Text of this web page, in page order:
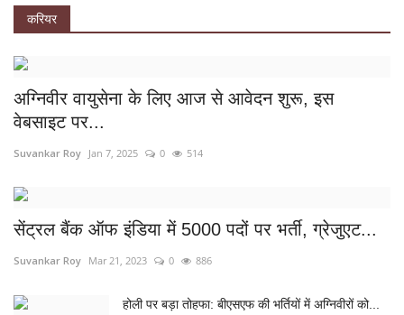
करियर
अग्निवीर वायुसेना के लिए आज से आवेदन शुरू, इस
वेबसाइट पर...
Suvankar Roy Jan 7, 2025 0 514
सेंट्रल बैंक ऑफ इंडिया में 5000 पदों पर भर्ती, ग्रेजुएट...
Suvankar Roy Mar 21, 2023 0 886
होली पर बड़ा तोहफा: बीएसएफ की भर्तियों में अग्निवीरों को...